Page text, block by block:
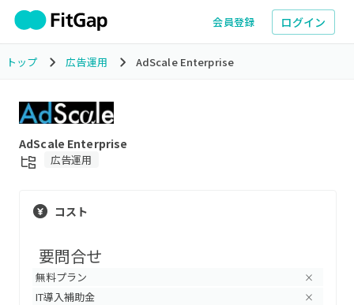
会員登録 ログイン
トップ 広告運用 AdScale Enterprise
AdScale Enterprise
広告運用
コスト
要問合せ
無料プラン ×
IT導入補助金 ×